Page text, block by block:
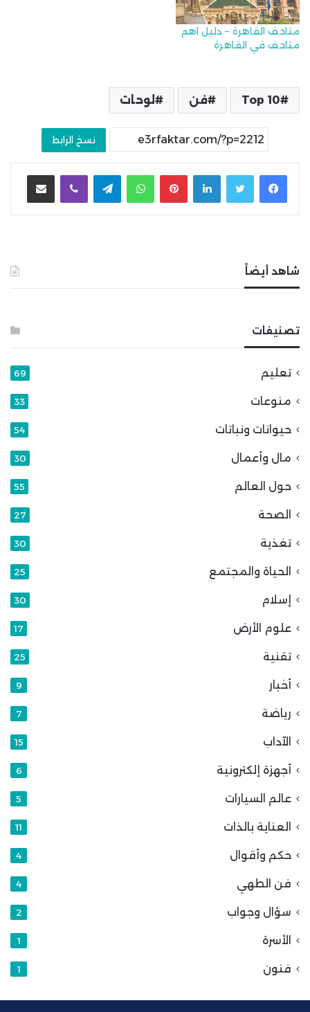
متاحف القاهرة – دليل اهم
متاحف في القاهرة
Top 10 فن لوحات
نسخ الرابط
لينكدإنبينتيريستواتسابتيلقرامڤايبر مشاركة عبر البريد
شاهد أيضاً
تصنيفات
تعليم 69
منوعات 33
حيوانات ونباتات 54
مال وأعمال 30
حول العالم 55
الصحة 27
تغذية 30
الحياة والمجتمع 25
إسلام 30
علوم الأرض 17
تقنية 25
أخبار 9
رياضة 7
الآداب 15
أجهزة إلكترونية 6
عالم السيارات 5
العناية بالذات 11
حكم وأقوال 4
فن الطهي 4
سؤال وجواب 2
الأسرة 1
فنون 1